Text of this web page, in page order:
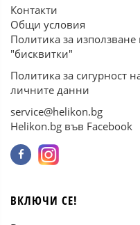
Контакти
Общи условия
Политика за използване
"бисквитки"
Политика за сигурност
личните данни
service@helikon.bg
Helikon.bg във Facebook
ВКЛЮЧИ СЕ!